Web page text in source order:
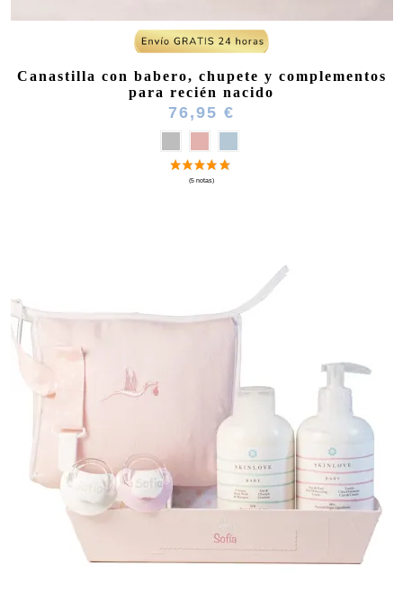
Canastilla con babero, chupete y complementos
para recién nacido
76,95 €